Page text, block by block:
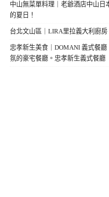
中山無菜單料理｜老爺酒店中山日
的夏日！
台北文山區｜LIRA里拉義大利廚
忠孝新生美食｜DOMANI 義式餐
氛的豪宅餐廳。忠孝新生義式餐廳